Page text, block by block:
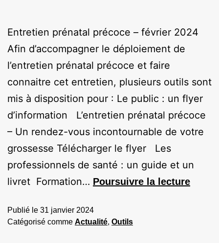
Entretien prénatal précoce – février 2024
Afin d’accompagner le déploiement de
l’entretien prénatal précoce et faire
connaitre cet entretien, plusieurs outils sont
mis à disposition pour : Le public : un flyer
d’information L’entretien prénatal précoce
– Un rendez-vous incontournable de votre
grossesse Télécharger le flyer Les
professionnels de santé : un guide et un
livret Formation… Poursuivre la lecture
Publié le 31 janvier 2024
Catégorisé comme Actualité, Outils